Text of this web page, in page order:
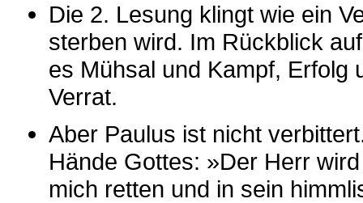
Die 2. Lesung klingt wie ein
sterben wird. Im Rückblick
es Mühsal und Kampf, Erfolg
Verrat.
Aber Paulus ist nicht
Hände Gottes: »Der Herr
mich retten und in sein